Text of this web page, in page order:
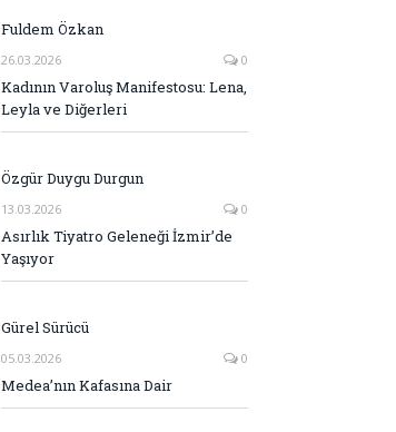
Fuldem Özkan
26.03.2026 0
Kadının Varoluş Manifestosu: Lena,
Leyla ve Diğerleri
Özgür Duygu Durgun
13.03.2026 0
Asırlık Tiyatro Geleneği İzmir’de
Yaşıyor
Gürel Sürücü
05.03.2026 0
Medea’nın Kafasına Dair